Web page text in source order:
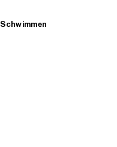
Schwimmen